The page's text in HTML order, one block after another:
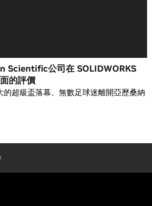
Scientific公司在 SOLIDWORKS
的評價
超級盃落幕、無數足球迷離開亞歷桑納